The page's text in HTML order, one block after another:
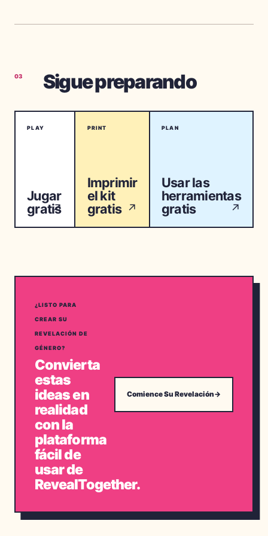
03 Sigue preparando
PLAY
Jugar
gratis
↗
PRINT
Imprimir
el kit
gratis ↗
PLAN
Usar las
herramientas
gratis
↗
¿LISTO PARA
CREAR SU
REVELACIÓN DE
GÉNERO?
Convierta
estas
ideas en
realidad
con la
plataforma
fácil de
usar de
RevealTogether.
Comience Su Revelación→